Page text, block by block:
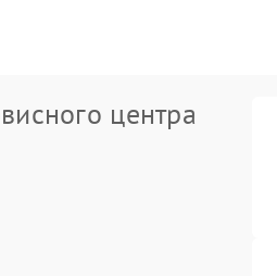
центра